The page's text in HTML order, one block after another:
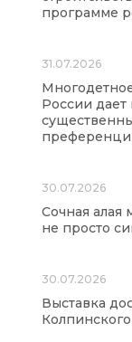
программе
31.07.2026
России дает
30.07.2026
Сочная алая
не просто
30.07.2026
Выставка